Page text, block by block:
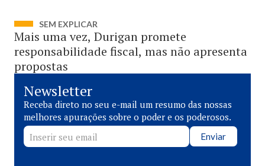
SEM EXPLICAR
Mais uma vez, Durigan promete
responsabilidade fiscal, mas não apresenta
propostas
Newsletter
Receba direto no seu e-mail um resumo das nossas
melhores apurações sobre o poder e os poderosos.
Enviar